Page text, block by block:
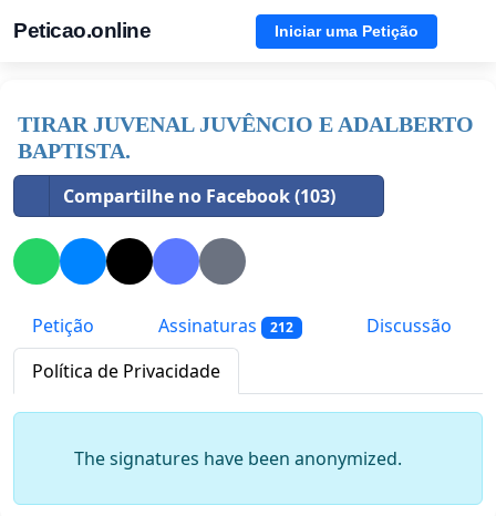
Peticao.online Iniciar uma Petição
TIRAR JUVENAL JUVÊNCIO E ADALBERTO
BAPTISTA.
Compartilhe no Facebook (103)
Petição Assinaturas 212
Discussão
Política de Privacidade
The signatures have been anonymized.